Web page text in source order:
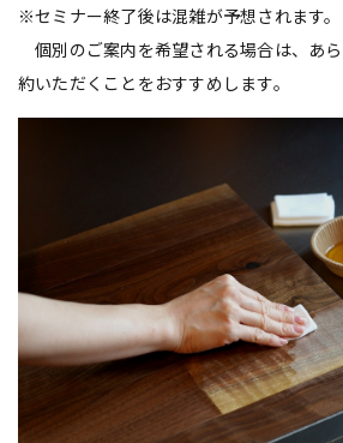
※セミナー終了後は混雑が予想されます。
個別のご案内を希望される場合は、あ
約いただくことをおすすめします。